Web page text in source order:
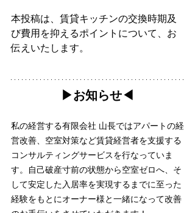
本投稿は、賃貸キッチンの交換時期及
び費用を抑えるポイントについて、お
伝えいたします。
▶︎お知らせ◀︎
私の経営する有限会社 山長ではアパートの経
営改善、空室対策など賃貸経営者を支援する
コンサルティングサービスを行なっていま
す。自己破産寸前の状態から空室ゼロへ、そ
して安定した入居率を実現するまでに至った
経験をもとにオーナー様と一緒になって改善